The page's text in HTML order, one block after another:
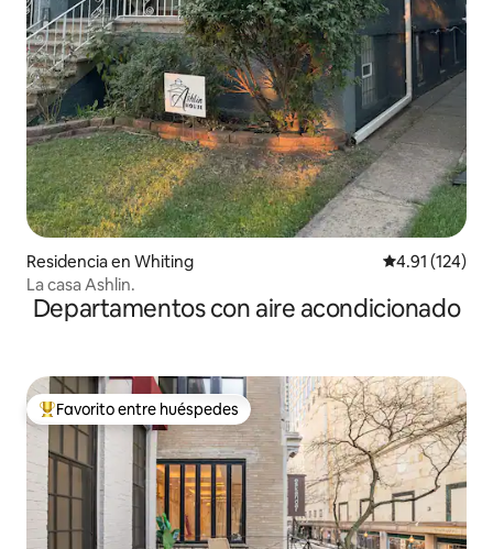
Residencia en Whiting Calificación
4.91 (124)
La casa Ashlin.
Departamentos con aire acondicionado
De los mejores en Favorito entre huéspedes
Favorito entre huéspedes